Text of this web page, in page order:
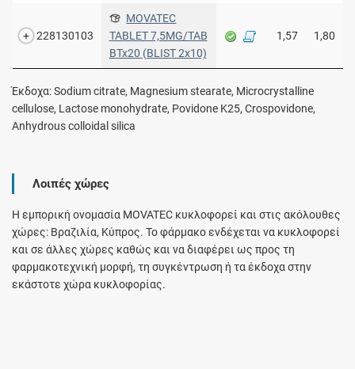
228130103
MOVATEC
TABLET 7,5MG/TAB
BTx20 (BLIST 2x10)
1,57 1,80
Έκδοχα: Sodium citrate, Magnesium stearate, Microcrystalline
cellulose, Lactose monohydrate, Povidone K25, Crospovidone,
Anhydrous colloidal silica
Λοιπές χώρες
Η εμπορική ονομασία MOVATEC κυκλοφορεί και στις ακόλουθες
χώρες: Βραζιλία, Κύπρος. Το φάρμακο ενδέχεται να κυκλοφορεί
και σε άλλες χώρες καθώς και να διαφέρει ως προς τη
φαρμακοτεχνική μορφή, τη συγκέντρωση ή τα έκδοχα στην
εκάστοτε χώρα κυκλοφορίας.